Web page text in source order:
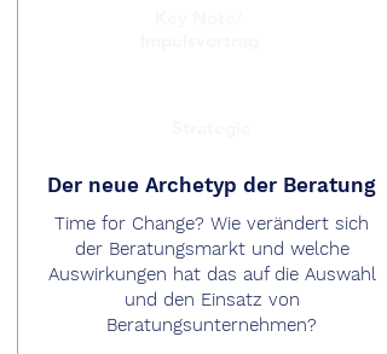
Der neue Archetyp der Beratung
Time for Change? Wie verändert sich
der Beratungsmarkt und welche
Auswirkungen hat das auf die Auswahl
und den Einsatz von
Beratungsunternehmen?